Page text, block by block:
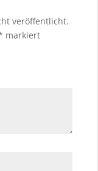
veröffentlicht.
markiert